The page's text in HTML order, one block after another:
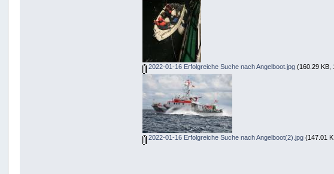
2022-01-16 Erfolgreiche Suche nach Angelboot.jpg (160.29 KB,
2022-01-16 Erfolgreiche Suche nach Angelboot(2).jpg (147.01